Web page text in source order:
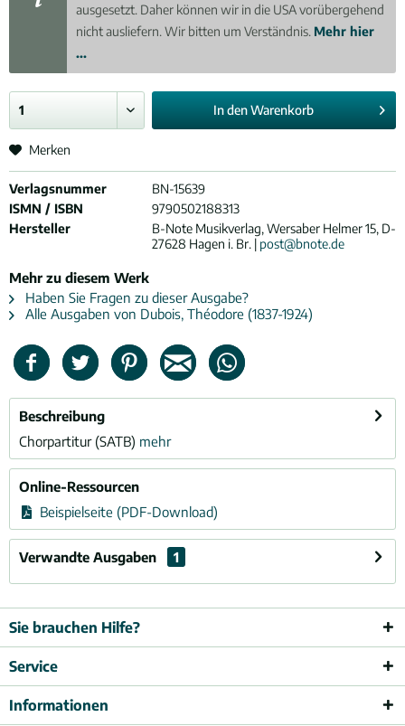
ausgesetzt. Daher können wir in die USA vorübergehend
nicht ausliefern. Wir bitten um Verständnis. Mehr hier
...
In denWarenkorb
Merken
Verlagsnummer
BN-15639
ISMN / ISBN
9790502188313
Hersteller
B-Note Musikverlag, Wersaber Helmer 15, D-
27628 Hagen i. Br. | post@bnote.de
Mehr zu diesem Werk
Haben Sie Fragen zu dieser Ausgabe?
Alle Ausgaben von Dubois, Théodore (1837-1924)
Beschreibung
Chorpartitur (SATB) mehr
Online-Ressourcen
Beispielseite (PDF-Download)
Verwandte Ausgaben 1
Sie brauchen Hilfe?
Service
Informationen